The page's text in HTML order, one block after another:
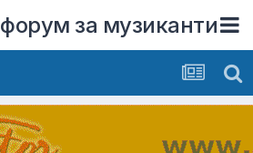
за музиканти